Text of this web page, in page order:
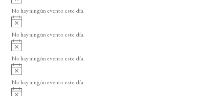
o
v
i
o
No hay ningún evento este día.
A
v
i
o
No hay ningún evento este día.
A
v
i
o
No hay ningún evento este día.
A
v
i
No hay ningún evento este día.
A